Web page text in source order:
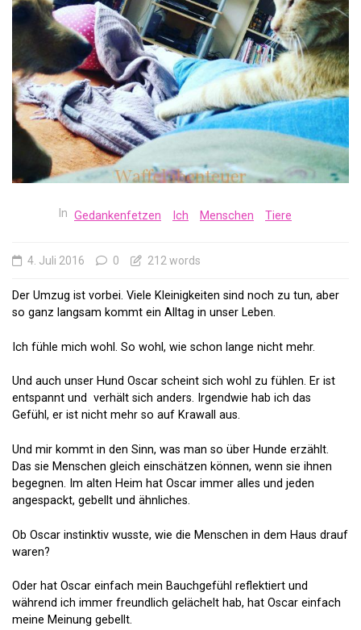
In Gedankenfetzen Ich Menschen Tiere
4. Juli 2016 0 212 words
Der Umzug ist vorbei. Viele Kleinigkeiten sind noch zu tun, aber
so ganz langsam kommt ein Alltag in unser Leben.
Ich fühle mich wohl. So wohl, wie schon lange nicht mehr.
Und auch unser Hund Oscar scheint sich wohl zu fühlen. Er ist
entspannt und verhält sich anders. Irgendwie hab ich das
Gefühl, er ist nicht mehr so auf Krawall aus.
Und mir kommt in den Sinn, was man so über Hunde erzählt.
Das sie Menschen gleich einschätzen können, wenn sie ihnen
begegnen. Im alten Heim hat Oscar immer alles und jeden
angespackt, gebellt und ähnliches.
Ob Oscar instinktiv wusste, wie die Menschen in dem Haus drauf
waren?
Oder hat Oscar einfach mein Bauchgefühl reflektiert und
während ich immer freundlich gelächelt hab, hat Oscar einfach
meine Meinung gebellt.